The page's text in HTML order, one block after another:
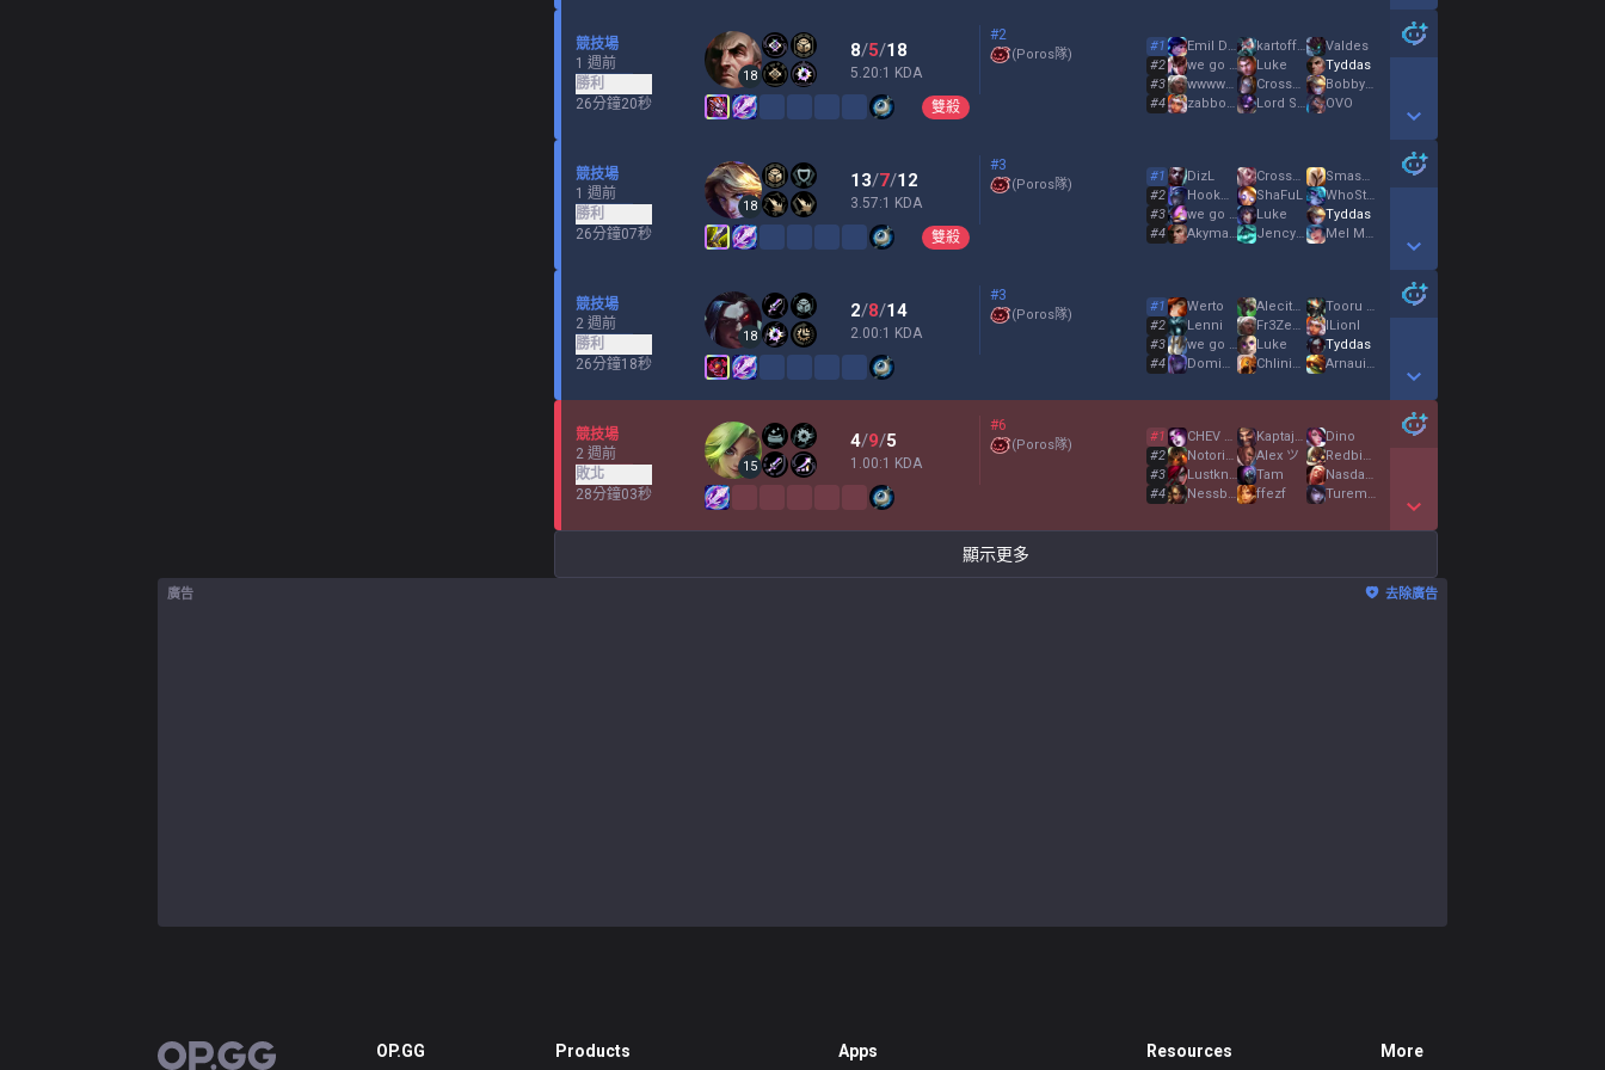
Show More Detail Games
競技場
1 週前
勝利
26分鐘20秒
18
8/5/18
5.20:1 KDA
#2
(Poros隊)
雙殺
#1
Valdes
#2 Luke
Tyddas
#3
#4 OVO
Show More Detail Games
競技場
1 週前
勝利
26分鐘07秒
18
13/7/12
3.57:1 KDA
#3
(Poros隊)
雙殺
#1 DizL
#2 ShaFuL
#3 Luke
Tyddas
#4
Show More Detail Games
競技場
2 週前
勝利
26分鐘18秒
18
2/8/14
2.00:1 KDA
#3
(Poros隊)
#1 Werto
#2 Lenni
lLionl
#3 Luke
Tyddas
#4
Show More Detail Games
競技場
2 週前
敗北
28分鐘03秒
15
4/9/5
1.00:1 KDA
#6
(Poros隊)
#1
Dino
#2 Alex ツ
#3 Tam
#4 ffezf
Show More Detail Games
顯示更多
廣告 去除廣告
OP.GG OP.GG Products Apps Resources More